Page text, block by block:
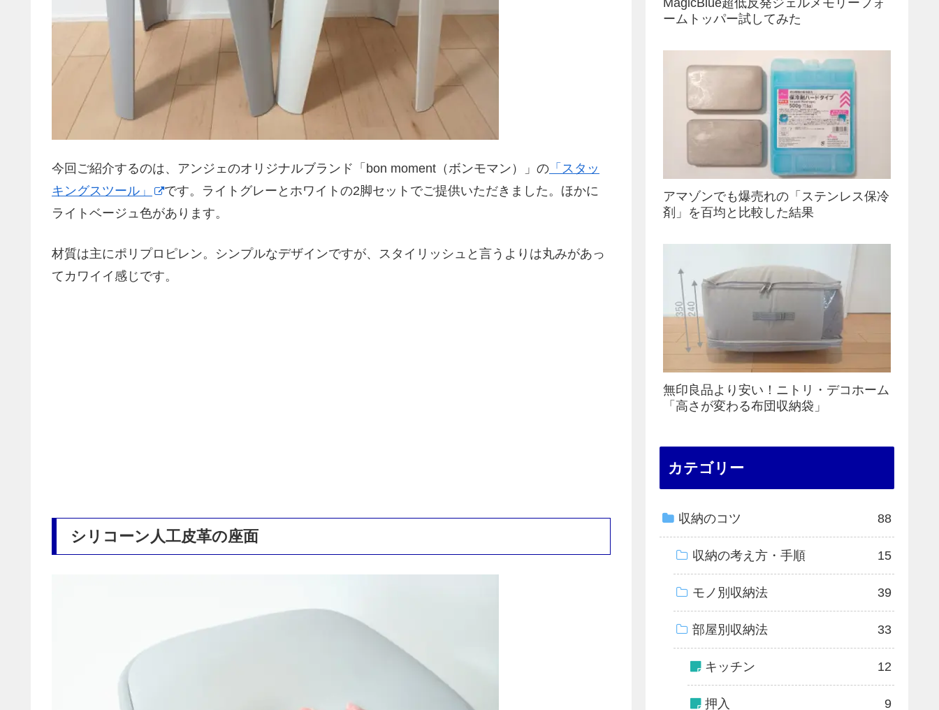
今回ご紹介するのは、アンジェのオリジナルブランド「bon moment（ボンモマン）」の 「スタッ
キングスツール」
です。ライトグレーとホワイトの2脚セットでご提供いただきました。ほかに
ライトベージュ色があります。
材質は主にポリプロピレン。シンプルなデザインですが、スタイリッシュと言うよりは丸みがあっ
てカワイイ感じです。
シリコーン人工皮革の座面
MagicBlue超低反発ジェルメモリーフォ
ームトッパー試してみた
アマゾンでも爆売れの「ステンレス保冷
剤」を百均と比較した結果
無印良品より安い！ニトリ・デコホーム
「高さが変わる布団収納袋」
カテゴリー
収納のコツ 88
収納の考え方・手順 15
モノ別収納法 39
部屋別収納法 33
キッチン 12
押入 9